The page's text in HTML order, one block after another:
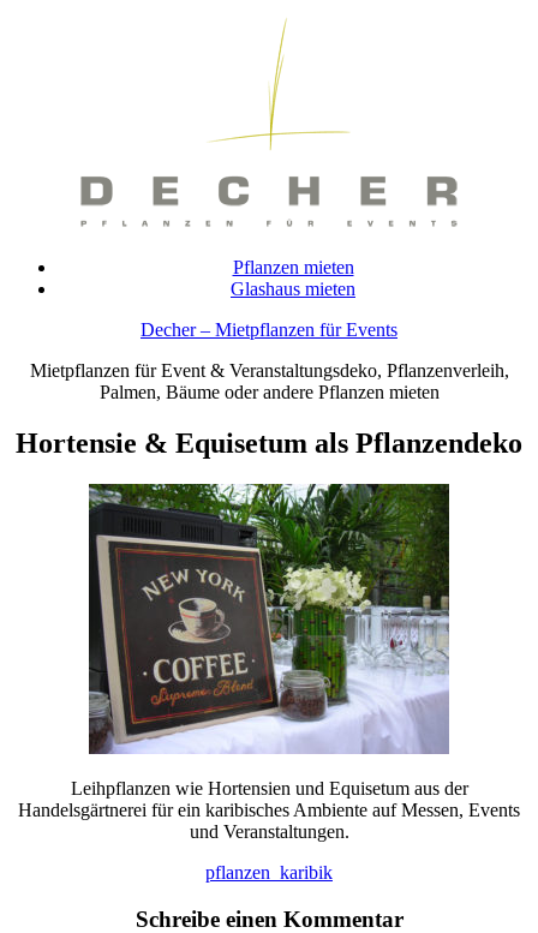
Pflanzen mieten
Glashaus mieten
Decher – Mietpflanzen für Events
Mietpflanzen für Event & Veranstaltungsdeko, Pflanzenverleih,
Palmen, Bäume oder andere Pflanzen mieten
Hortensie & Equisetum als Pflanzendeko
Leihpflanzen wie Hortensien und Equisetum aus der
Handelsgärtnerei für ein karibisches Ambiente auf Messen, Events
und Veranstaltungen.
Beitragsnavigationpflanzen_karibik
Schreibe einen Kommentar